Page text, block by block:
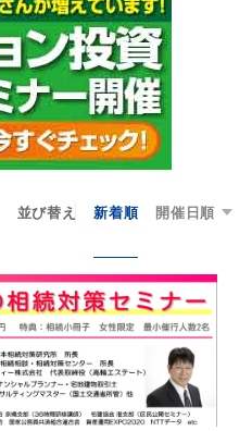
並び替え 新着順 開催日順